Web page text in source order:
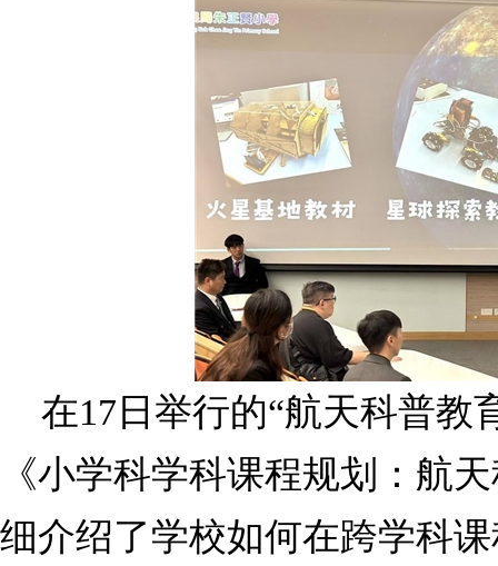
在17日举行的“航天科普教
《小学科学科课程规划：航
细介绍了学校如何在跨学科